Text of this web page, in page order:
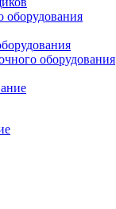
оборудования
оборудования